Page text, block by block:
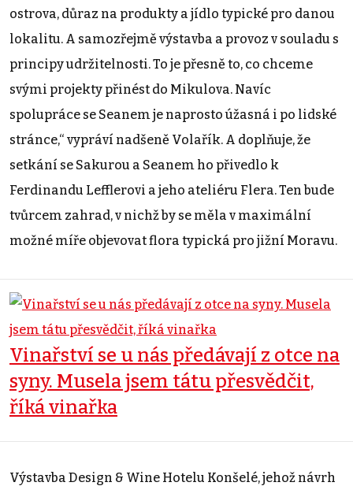
ostrova, důraz na produkty a jídlo typické pro danou
lokalitu. A samozřejmě výstavba a provoz v souladu s
principy udržitelnosti. To je přesně to, co chceme
svými projekty přinést do Mikulova. Navíc
spolupráce se Seanem je naprosto úžasná i po lidské
stránce,“ vypráví nadšeně Volařík. A doplňuje, že
setkání se Sakurou a Seanem ho přivedlo k
Ferdinandu Lefflerovi a jeho ateliéru Flera. Ten bude
tvůrcem zahrad, v nichž by se měla v maximální
možné míře objevovat flora typická pro jižní Moravu.
Vinařství se u nás předávají z otce na
syny. Musela jsem tátu přesvědčit,
říká vinařka
Výstavba Design & Wine Hotelu Konšelé, jehož návrh